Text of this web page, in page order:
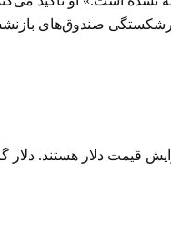
صندوق‌های
قیمت دلار هستند.